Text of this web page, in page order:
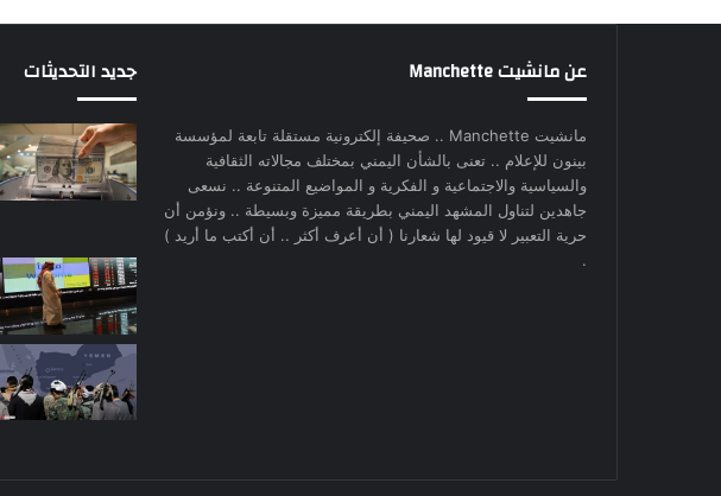
عن مانشيت Manchette
مانشيت Manchette .. صحيفة إلكترونية مستقلة تابعة لمؤسسة
بينون للإعلام .. تعنى بالشأن اليمني بمختلف مجالاته الثقافية
والسياسية والاجتماعية و الفكرية و المواضيع المتنوعة .. نسعى
جاهدين لتناول المشهد اليمني بطريقة مميزة وبسيطة .. ونؤمن أن
حرية التعبير لا قيود لها شعارنا ( أن أعرف أكثر .. أن أكتب ما أريد )
.
جديد التحديثات